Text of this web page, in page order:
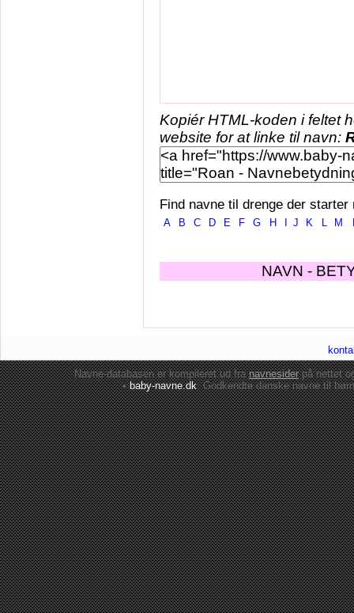
Kopiér HTML-koden i feltet
website for at linke til navn:
Find navne til drenge der starter
A B C D E F G H J K L M
NAVN -
Navne-databasen er kompileret ud franavnesiderpå nettet
•baby-navne.dk: Godkendte danskenavne til børn